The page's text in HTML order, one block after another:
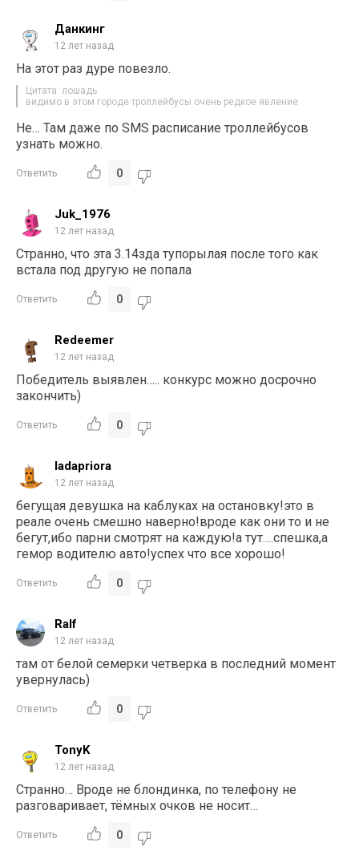
Данкинг
12 лет назад
На этот раз дуре повезло.
Цитата: лошадь
видимо в этом городе троллейбусы очень редкое явление
Не… Там даже по SMS расписание троллейбусов
узнать можно.
Ответить 0
Juk_1976
12 лет назад
Странно, что эта 3.14зда тупорылая после того как
встала под другую не попала
Ответить 0
Redeemer
12 лет назад
Победитель выявлен….. конкурс можно досрочно
закончить)
Ответить 0
ladapriora
12 лет назад
бегущая девушка на каблуках на остановку!это в
реале очень смешно наверно!вроде как они то и не
бегут,ибо парни смотрят на каждую!а тут….спешка,а
гемор водителю авто!успех что все хорошо!
Ответить 0
Ralf
12 лет назад
там от белой семерки четверка в последний момент
увернулась)
Ответить 0
TonyK
12 лет назад
Странно… Вроде не блондинка, по телефону не
разговаривает, тёмных очков не носит…
Ответить 0